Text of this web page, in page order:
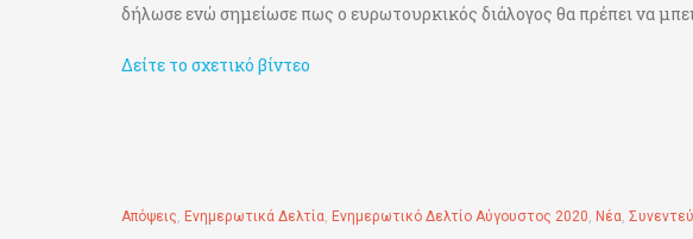
δήλωσε ενώ σημείωσε πως ο ευρωτουρκικός διάλογος θα πρέπει να
Δείτε το σχετικό βίντεο
Απόψεις, Ενημερωτικά Δελτία, Ενημερωτικό Δελτίο Αύγουστος 2020, Νέα,